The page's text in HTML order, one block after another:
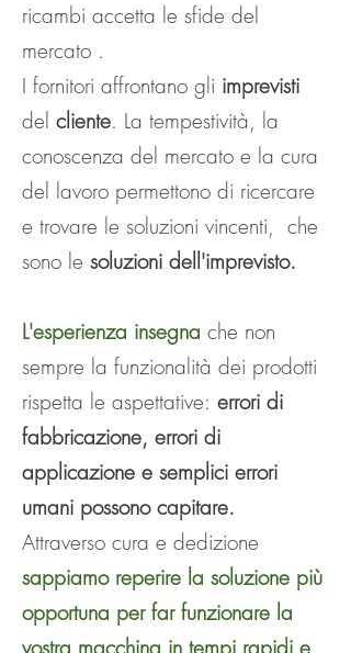
ricambi accetta le sfide del
mercato .
I fornitori affrontano gli imprevisti
del cliente. La tempestività, la
conoscenza del mercato e la cura
del lavoro permettono di ricercare
e trovare le soluzioni vincenti, che
sono le soluzioni dell'imprevisto.
L'esperienza insegna che non
sempre la funzionalità dei prodotti
rispetta le aspettative: errori di
fabbricazione, errori di
applicazione e semplici errori
umani possono capitare.
Attraverso cura e dedizione
sappiamo reperire la soluzione più
opportuna per far funzionare la